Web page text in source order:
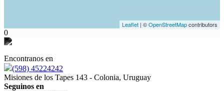
Leaflet | ©OpenStreetMapcontributors
0
Encontranos en
(598) 45224242
Misiones de los Tapes 143 - Colonia, Uruguay
Seguinos en